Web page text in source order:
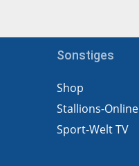
Sonstiges
Shop
Stallions-Online
Sport-Welt TV